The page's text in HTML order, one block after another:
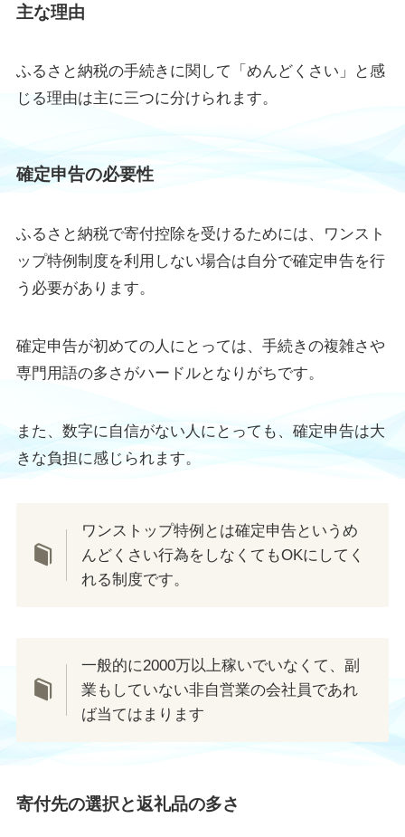
主な理由
ふるさと納税の手続きに関して「めんどくさい」と感
じる理由は主に三つに分けられます。
確定申告の必要性
ふるさと納税で寄付控除を受けるためには、ワンスト
ップ特例制度を利用しない場合は自分で確定申告を行
う必要があります。
確定申告が初めての人にとっては、手続きの複雑さや
専門用語の多さがハードルとなりがちです。
また、数字に自信がない人にとっても、確定申告は大
きな負担に感じられます。
ワンストップ特例とは確定申告というめ
んどくさい行為をしなくてもOKにしてく
れる制度です。
一般的に2000万以上稼いでいなくて、副
業もしていない非自営業の会社員であれ
ば当てはまります
寄付先の選択と返礼品の多さ